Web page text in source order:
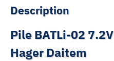
Description
Pile BATLi-02
Hager Daitem